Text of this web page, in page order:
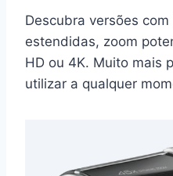
Descubra versões
estendidas, zoom
HD ou 4K. Muito mais
utilizar a qualquer